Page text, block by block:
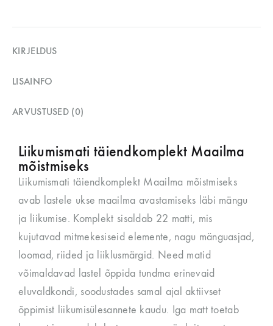
KIRJELDUS
LISAINFO
ARVUSTUSED (0)
Liikumismati täiendkomplekt Maailma
mõistmiseks
Liikumismati täiendkomplekt Maailma mõistmiseks
avab lastele ukse maailma avastamiseks läbi mängu
ja liikumise. Komplekt sisaldab 22 matti, mis
kujutavad mitmekesiseid elemente, nagu mänguasjad,
loomad, riided ja liiklusmärgid. Need matid
võimaldavad lastel õppida tundma erinevaid
eluvaldkondi, soodustades samal ajal aktiivset
õppimist liikumisülesannete kaudu. Iga matt toetab